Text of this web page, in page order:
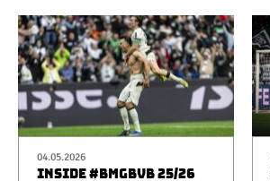
04.05.2026
INSIDE #BMGBVB 25/26